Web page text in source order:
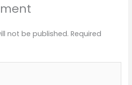
not be published. Required